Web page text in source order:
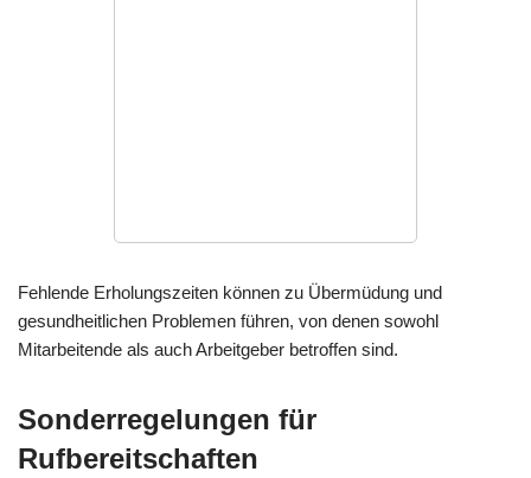
Fehlende Erholungszeiten können zu Übermüdung und
gesundheitlichen Problemen führen, von denen sowohl
Mitarbeitende als auch Arbeitgeber betroffen sind.
Sonderregelungen für
Rufbereitschaften